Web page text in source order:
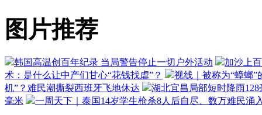
图片推荐
韩国高温创百年纪录 当局警告停止一切户外活动
加沙上
术：是什么让中产们甘心“花钱找虐”？
视线｜被称为“蟑螂
机”？难民潮撕裂西班牙飞地休达
湖北宜昌局部短时降雨
毫米
一周天下｜泰国14岁学生枪杀8人后自尽、数万难民涌